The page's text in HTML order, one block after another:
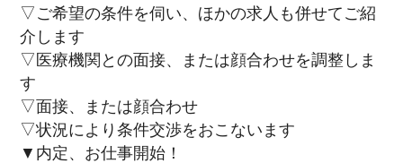
▽ご希望の条件を伺い、ほかの求人も併せてご紹
介します
▽医療機関との面接、または顔合わせを調整しま
す
▽面接、または顔合わせ
▽状況により条件交渉をおこないます
▼内定、お仕事開始！